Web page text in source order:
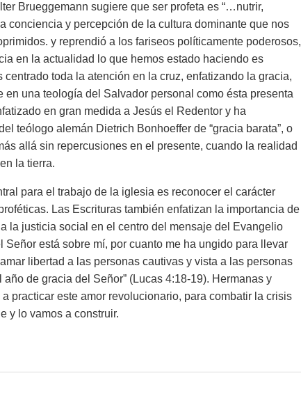
Brueggemann sugiere que ser profeta es “…nutrir,
conciencia y percepción de la cultura dominante que nos
y reprendió a los fariseos políticamente poderosos,
en la actualidad lo que hemos estado haciendo es
toda la atención en la cruz, enfatizando la gracia,
una teología del Salvador personal como ésta presenta
en gran medida a Jesús el Redentor y ha
teólogo alemán Dietrich Bonhoeffer de “gracia barata”, o
allá sin repercusiones en el presente, cuando la realidad
la tierra.
para el trabajo de la iglesia es reconocer el carácter
Las Escrituras también enfatizan la importancia de
la justicia social en el centro del mensaje del Evangelio
Señor está sobre mí, por cuanto me ha ungido para llevar
libertad a las personas cautivas y vista a las personas
de gracia del Señor” (Lucas 4:18-19). Hermanas y
practicar este amor revolucionario, para combatir la crisis
y lo vamos a construir.